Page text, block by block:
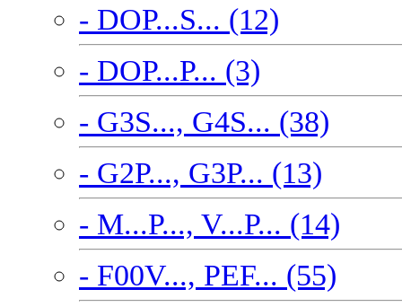
- DOP...S... (12)
- DOP...P... (3)
- G3S..., G4S... (38)
- G2P..., G3P... (13)
- M...P..., V...P... (14)
- F00V..., PEF... (55)